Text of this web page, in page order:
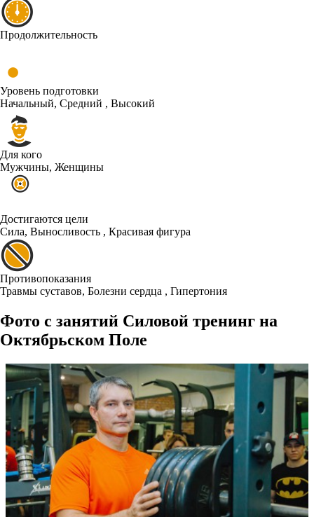
Продолжительность
Уровень подготовки
Начальный, Средний , Высокий
Для кого
Мужчины, Женщины
Достигаются цели
Cила, Выносливость , Красивая фигура
Противопоказания
Травмы суставов, Болезни сердца , Гипертония
Фото с занятий Силовой тренинг на
Октябрьском Поле